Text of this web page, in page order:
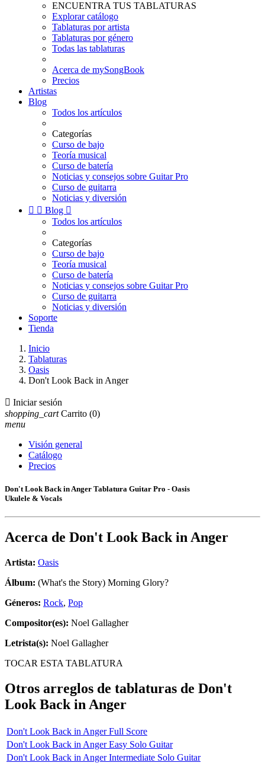
ENCUENTRA TUS TABLATURAS
Explorar catálogo
Tablaturas por artista
Tablaturas por género
Todas las tablaturas
Acerca de mySongBook
Precios
Artistas
Blog
Todos los artículos
Categorías
Curso de bajo
Teoría musical
Curso de batería
Noticias y consejos sobre Guitar Pro
Curso de guitarra
Noticias y diversión
  Blog 
Todos los artículos
Categorías
Curso de bajo
Teoría musical
Curso de batería
Noticias y consejos sobre Guitar Pro
Curso de guitarra
Noticias y diversión
Soporte
Tienda
Inicio
Tablaturas
Oasis
Don't Look Back in Anger
 Iniciar sesión
shopping_cart Carrito (0)
menu
Visión general
Catálogo
Precios
Don't Look Back in Anger Tablatura Guitar Pro - Oasis
Ukulele & Vocals
Acerca de Don't Look Back in Anger
Artista: Oasis
Álbum: (What's the Story) Morning Glory?
Géneros: Rock, Pop
Compositor(es): Noel Gallagher
Letrista(s): Noel Gallagher
TOCAR ESTA TABLATURA
Otros arreglos de tablaturas de Don't
Look Back in Anger
Don't Look Back in Anger Full Score
Don't Look Back in Anger Easy Solo Guitar
Don't Look Back in Anger Intermediate Solo Guitar